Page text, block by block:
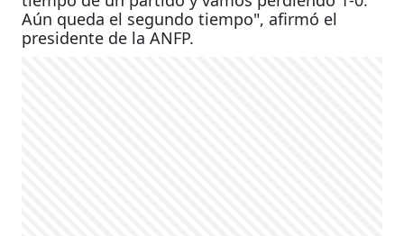
Aún queda el segundo tiempo", afirmó el
presidente de la ANFP.